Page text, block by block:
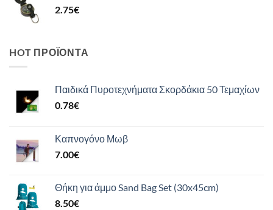
2.75€
HOT ΠΡΟΪΌΝΤΑ
Παιδικά Πυροτεχνήματα Σκορδάκια 50 Τεμαχίων
0.78€
Καπνογόνο Μωβ
7.00€
Θήκη για άμμο Sand Bag Set (30x45cm)
8.50€